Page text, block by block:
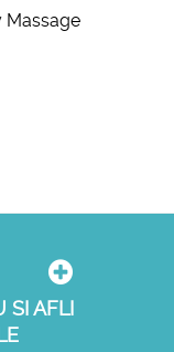
Massage
SI AFLI